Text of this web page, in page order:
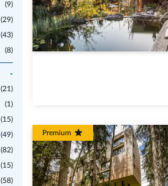
(9)
(29)
(43)
(8)
-
(21)
(1)
(15)
(49)
(82)
(15)
(58)
Premium